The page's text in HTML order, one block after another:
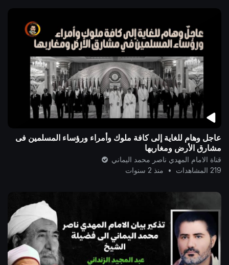
عاجل وهام للغاية إلى كافة ملوك وأمراء ورؤساء المسلمين فى
مشارق الأرض ومغاربها
قناة الامام المهدي ناصر محمد اليماني
219 المشاهدات
• منذ 2 سنوات